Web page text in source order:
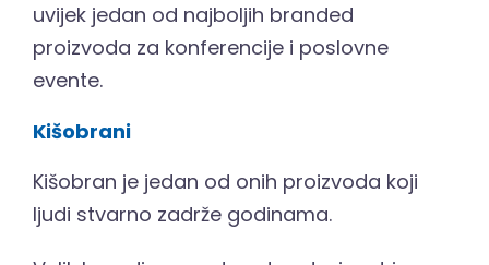
uvijek jedan od najboljih branded
proizvoda za konferencije i poslovne
evente.
Kišobrani
Kišobran je jedan od onih proizvoda koji
ljudi stvarno zadrže godinama.